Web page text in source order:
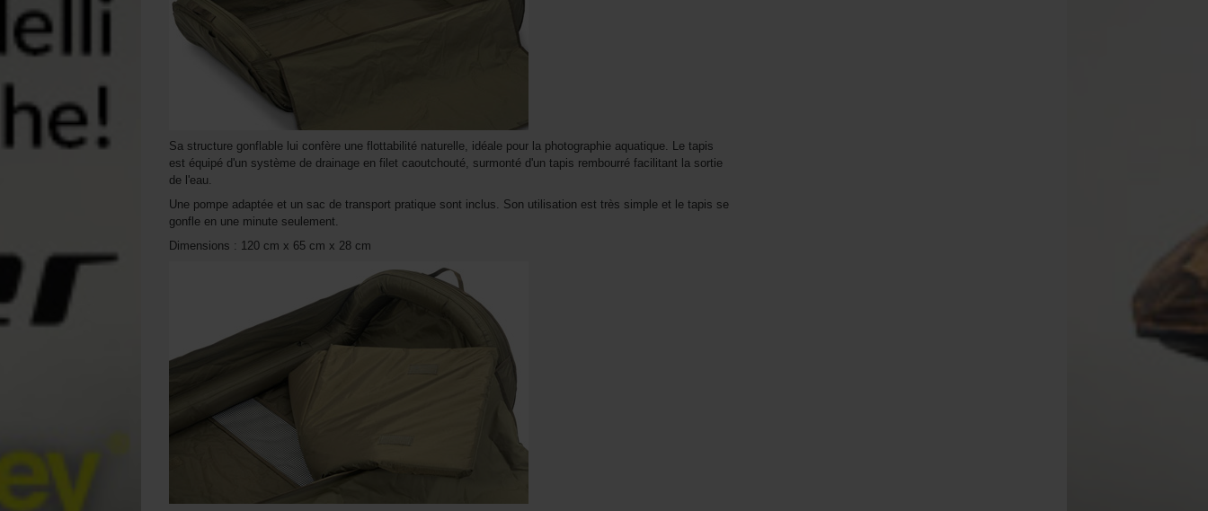
Sa structure gonflable lui confère une flottabilité naturelle, idéale pour la photographie aquatique. Le tapis
est équipé d'un système de drainage en filet caoutchouté, surmonté d'un tapis rembourré facilitant la sortie
de l'eau.
Une pompe adaptée et un sac de transport pratique sont inclus. Son utilisation est très simple et le tapis se
gonfle en une minute seulement.
Dimensions : 120 cm x 65 cm x 28 cm